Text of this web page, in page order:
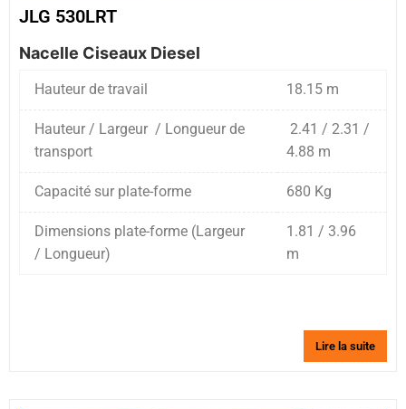
JLG 530LRT
Nacelle Ciseaux Diesel
Hauteur de travail 18.15 m
Hauteur / Largeur / Longueur de
transport
2.41 / 2.31 /
4.88 m
Capacité sur plate-forme 680 Kg
Dimensions plate-forme (Largeur
/ Longueur)
1.81 / 3.96
m
Lire la suite